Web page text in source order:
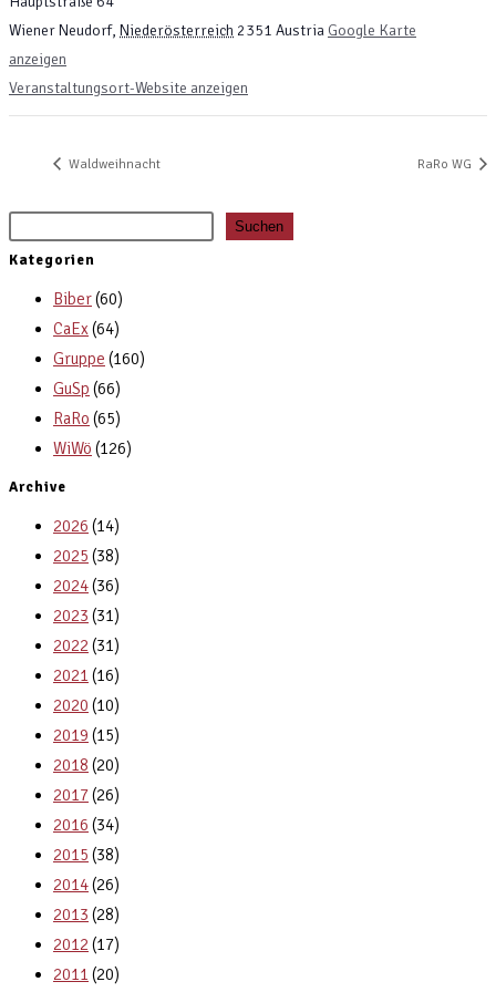
Wiener Neudorf, Niederösterreich 2351 Austria Google Karte
anzeigen
Veranstaltungsort-Website anzeigen
Waldweihnacht RaRo WG
Suchen
Kategorien
Biber(60)
CaEx (64)
Gruppe (160)
GuSp (66)
RaRo (65)
WiWö (126)
Archive
2026 (14)
2025 (38)
2024(36)
2023 (31)
2022 (31)
2021 (16)
2020 (10)
2019 (15)
2018 (20)
2017(26)
2016 (34)
2015 (38)
2014(26)
2013 (28)
2012 (17)
2011 (20)